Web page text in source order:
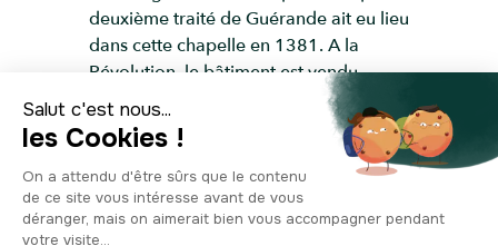
deuxième traité de Guérande ait eu lieu
dans cette chapelle en 1381. A la
Révolution, le bâtiment est vendu
comme bien national et perd ainsi
toute fonction religieuse. Il sert alors de
remise et de magasin à fourrages.
Plusieurs parties sont même détruites à
ce moment-là. Au XIXe siècle, se pose
la question de la démolir entièrement